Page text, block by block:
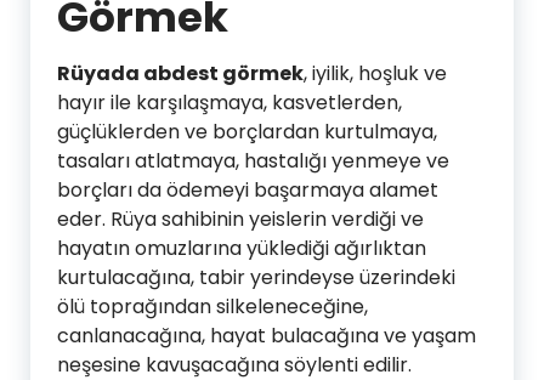
Görmek
Rüyada abdest görmek, iyilik, hoşluk ve
hayır ile karşılaşmaya, kasvetlerden,
güçlüklerden ve borçlardan kurtulmaya,
tasaları atlatmaya, hastalığı yenmeye ve
borçları da ödemeyi başarmaya alamet
eder. Rüya sahibinin yeislerin verdiği ve
hayatın omuzlarına yüklediği ağırlıktan
kurtulacağına, tabir yerindeyse üzerindeki
ölü toprağından silkeleneceğine,
canlanacağına, hayat bulacağına ve yaşam
neşesine kavuşacağına söylenti edilir.